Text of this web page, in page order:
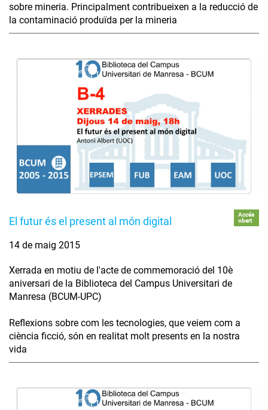
sobre mineria. Principalment contribueixen a la reducció de
la contaminació produïda per la mineria
El futur és el present al món digital
Accés
obert
14 de maig 2015
Xerrada en motiu de l'acte de commemoració del 10è
aniversari de la Biblioteca del Campus Universitari de
Manresa (BCUM-UPC)
Reflexions sobre com les tecnologies, que veiem com a
ciència ficció, són en realitat molt presents en la nostra
vida